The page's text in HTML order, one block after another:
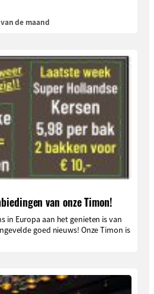
de maand
van onze Timon!
in Europa aan het genieten is van
goed nieuws! Onze Timon is